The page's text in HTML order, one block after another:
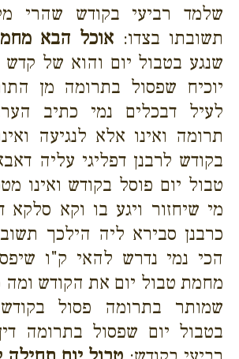
שלמד רביעי בקודש שהרי
תשובתו בצדו: אוכל הבא
שנגע בטבול יום והוא של
יוכיח שפסול בתרומה מן
לעיל דבכלים נמי כתיב
תרומה ואינו אלא לנגיעה
בקודש לרבנן דפליגי עליה
טבול יום פוסל בקודש ואינו
מי שיחזור ויגע בו וקא סלקא
כרבנן סבירא ליה הילכך
הכי נמי נדרש להאי ק"ו
מחמת טבול יום את הקודש ומה
שמותר בתרומה פסול
בטבול יום שפסול בתרומה